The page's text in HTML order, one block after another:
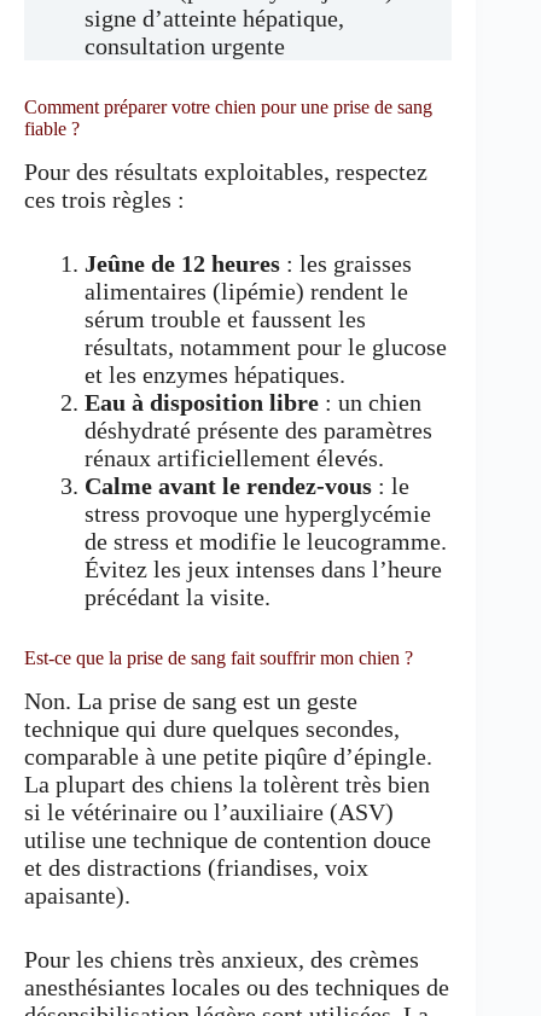
signe d’atteinte hépatique,
consultation urgente
Comment préparer votre chien pour une prise de sang
fiable ?
Pour des résultats exploitables, respectez
ces trois règles :
Jeûne de 12 heures : les graisses
alimentaires (lipémie) rendent le
sérum trouble et faussent les
résultats, notamment pour le glucose
et les enzymes hépatiques.
Eau à disposition libre : un chien
déshydraté présente des paramètres
rénaux artificiellement élevés.
Calme avant le rendez-vous : le
stress provoque une hyperglycémie
de stress et modifie le leucogramme.
Évitez les jeux intenses dans l’heure
précédant la visite.
Est-ce que la prise de sang fait souffrir mon chien ?
Non. La prise de sang est un geste
technique qui dure quelques secondes,
comparable à une petite piqûre d’épingle.
La plupart des chiens la tolèrent très bien
si le vétérinaire ou l’auxiliaire (ASV)
utilise une technique de contention douce
et des distractions (friandises, voix
apaisante).
Pour les chiens très anxieux, des crèmes
anesthésiantes locales ou des techniques de